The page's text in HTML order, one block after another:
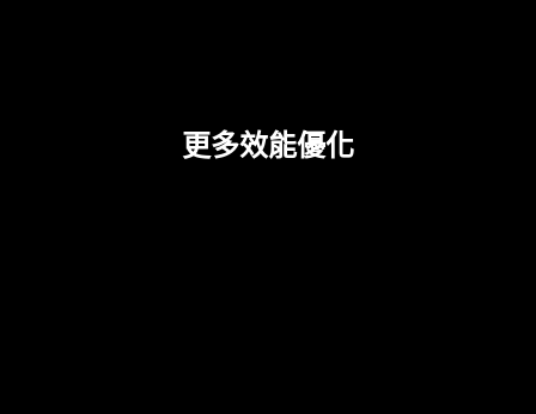
更多效能優化